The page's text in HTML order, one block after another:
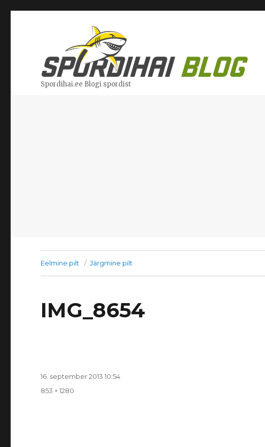
Spordihai.ee Blogi spordist
Eelmine pilt Järgmine pilt
IMG_8654
Postitatud
16. september 2013 10:54
Täissuurus
853 × 1280